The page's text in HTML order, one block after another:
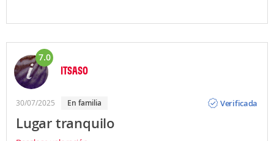
7.0
ITSASO
30/07/2025 En familia
Verificada
Lugar tranquilo